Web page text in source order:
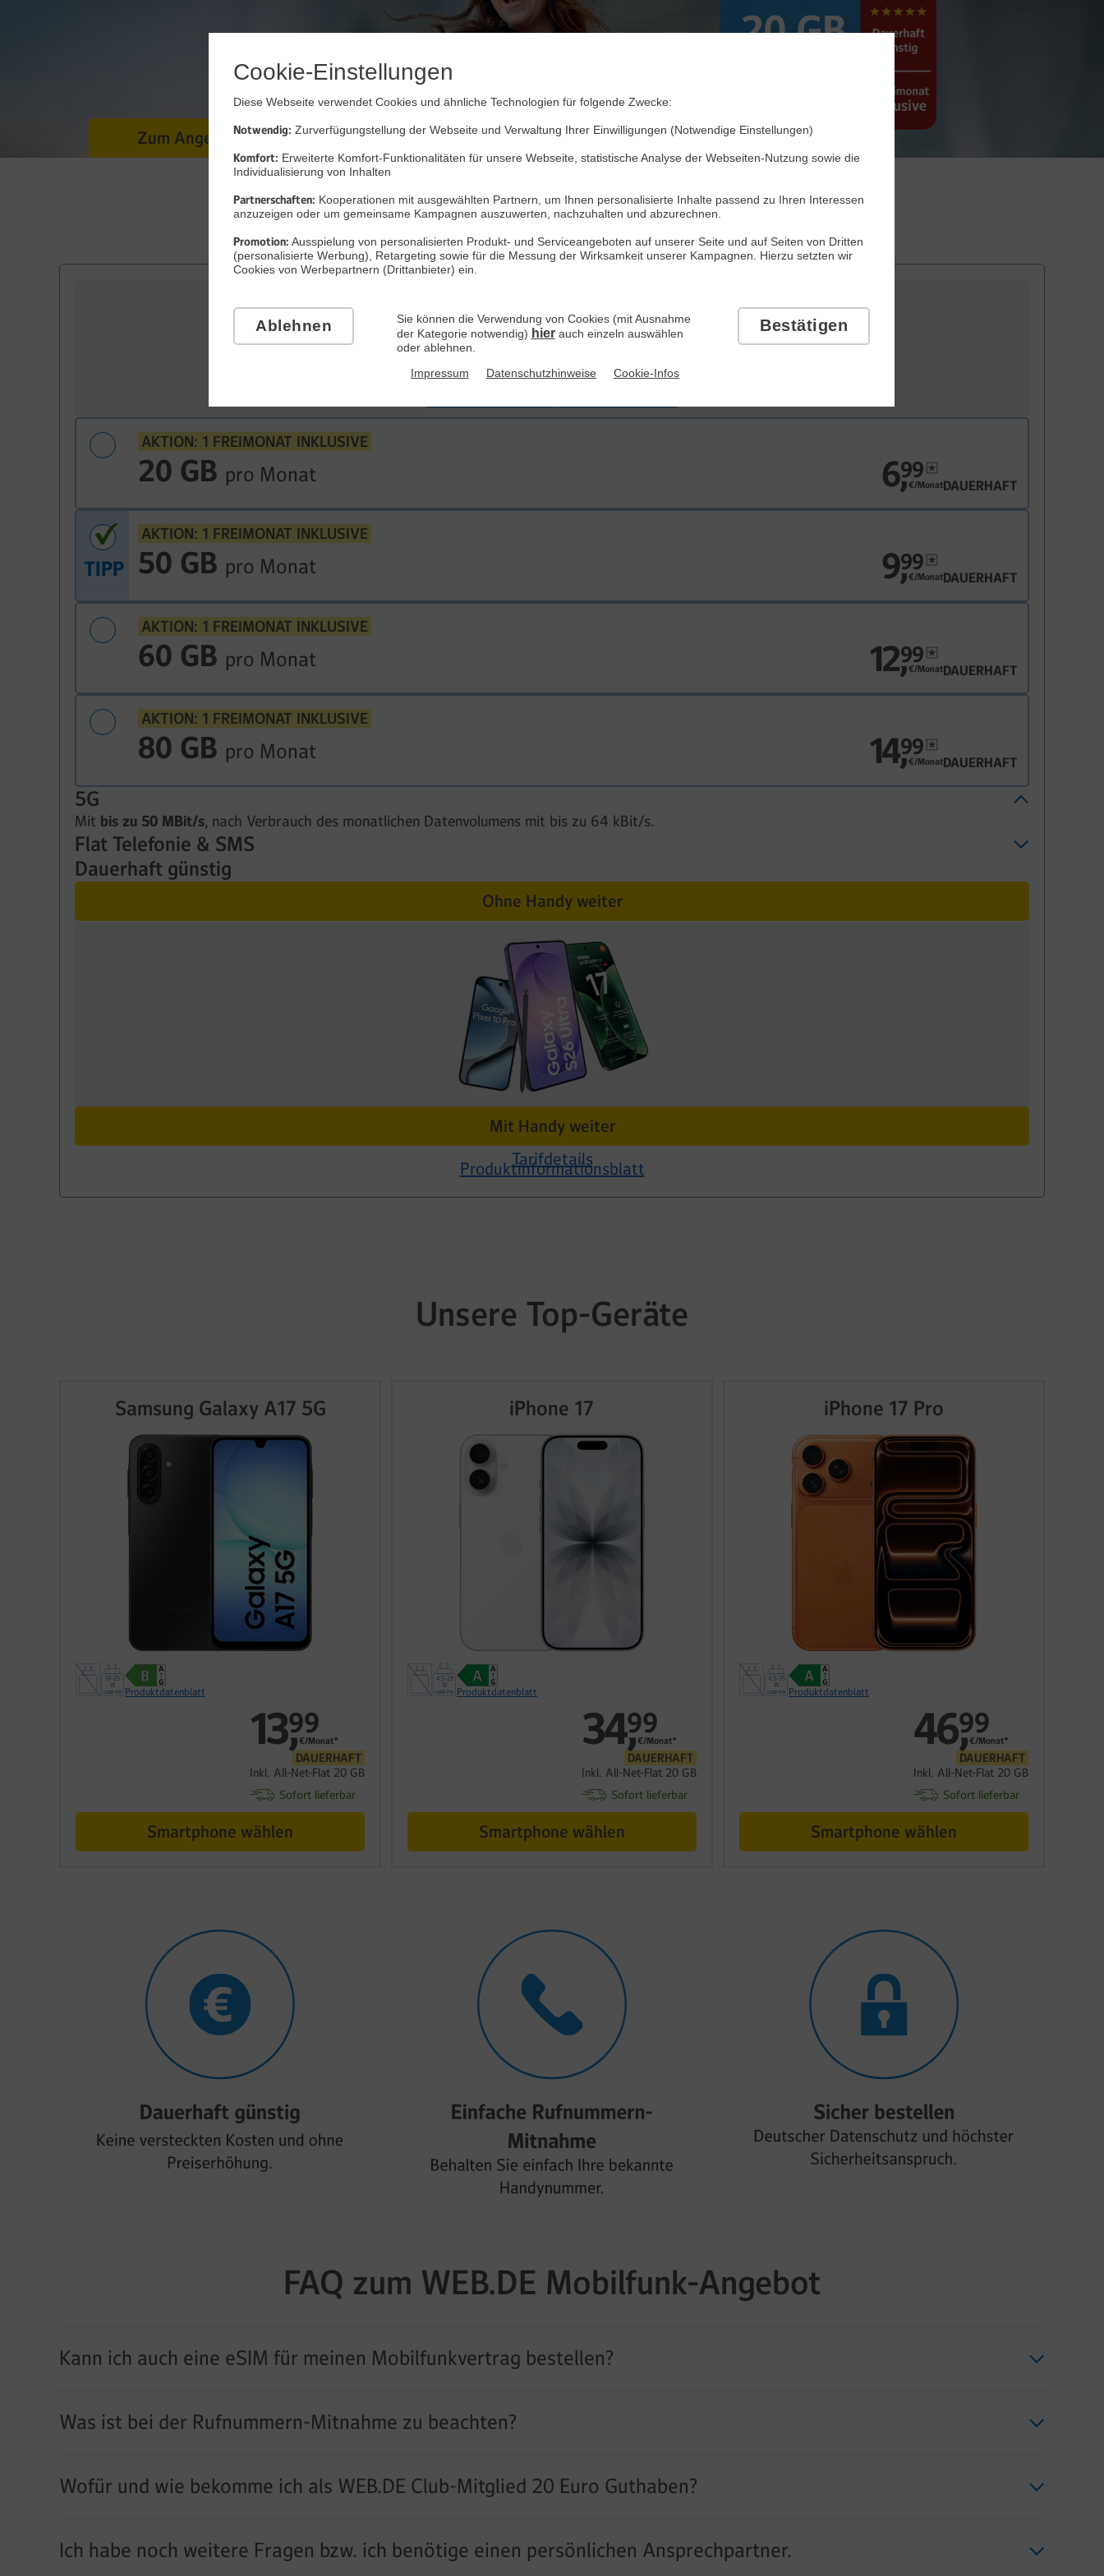
Zum Angebot
WEB.DE Handytarife
All-Net-Flat
mit passgenauen GB
AKTION: 1 FREIMONAT INKLUSIVE
20 GB pro Monat 6,
99
€/MonatDAUERHAFT
AKTION: 1 FREIMONAT INKLUSIVE
50 GB pro Monat
TIPP 9,
99
€/MonatDAUERHAFT
AKTION: 1 FREIMONAT INKLUSIVE
60 GB pro Monat 12,99
€/MonatDAUERHAFT
AKTION: 1 FREIMONAT INKLUSIVE
80 GB pro Monat 14,
99
€/MonatDAUERHAFT
5G
Mit bis zu 50 MBit/s, nach Verbrauch des monatlichen Datenvolumens mit bis zu 64 kBit/s.
Flat Telefonie & SMS
In alle dt. Fest- und Mobilfunknetze
Dauerhaft günstig
Ohne Handy weiter
Mit Handy weiter
Tarifdetails
Produktinformationsblatt
Unsere Top-Geräte
Samsung Galaxy A17 5G
Produktdatenblatt
13,
99
€/Monat*
DAUERHAFT
Inkl. All-Net-Flat 20 GB
Sofort lieferbar
Smartphone wählen
iPhone 17
Produktdatenblatt
34,
99
€/Monat*
DAUERHAFT
Inkl. All-Net-Flat 20 GB
Sofort lieferbar
Smartphone wählen
iPhone 17 Pro
Produktdatenblatt
46,
99
€/Monat*
DAUERHAFT
Inkl. All-Net-Flat 20 GB
Sofort lieferbar
Smartphone wählen
FAQ zum WEB.DE Mobilfunk-Angebot
Kann ich auch eine eSIM für meinen Mobilfunkvertrag bestellen?
Was ist bei der Rufnummern-Mitnahme zu beachten?
Wofür und wie bekomme ich als WEB.DE Club-Mitglied 20 Euro Guthaben?
Ich habe noch weitere Fragen bzw. ich benötige einen persönlichen Ansprechpartner.
Cookie-Einstellungen
Diese Webseite verwendet Cookies und ähnliche Technologien für folgende Zwecke:
Notwendig: Zurverfügungstellung der Webseite und Verwaltung Ihrer Einwilligungen (Notwendige Einstellungen)
Komfort: Erweiterte Komfort-Funktionalitäten für unsere Webseite, statistische Analyse der Webseiten-Nutzung sowie die
Individualisierung von Inhalten
Partnerschaften: Kooperationen mit ausgewählten Partnern, um Ihnen personalisierte Inhalte passend zu Ihren Interessen
anzuzeigen oder um gemeinsame Kampagnen auszuwerten, nachzuhalten und abzurechnen.
Promotion: Ausspielung von personalisierten Produkt- und Serviceangeboten auf unserer Seite und auf Seiten von Dritten
(personalisierte Werbung), Retargeting sowie für die Messung der Wirksamkeit unserer Kampagnen. Hierzu setzten wir
Cookies von Werbepartnern (Drittanbieter) ein.
Ablehnen
Sie können die Verwendung von Cookies (mit Ausnahme
der Kategorie notwendig) hierauch einzeln auswählen
oder ablehnen.
Bestätigen
Impressum Datenschutzhinweise Cookie-Infos